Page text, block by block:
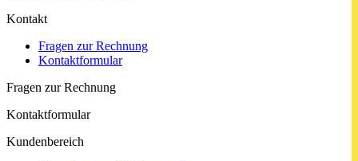
Kontakt
Fragen zur Rechnung
Kontaktformular
Fragen zur Rechnung
Kontaktformular
Kundenbereich